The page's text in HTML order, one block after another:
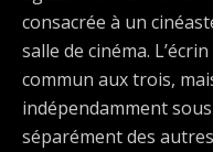
consacrée à un
salle de cinéma.
commun aux trois,
indépendamment
séparément des